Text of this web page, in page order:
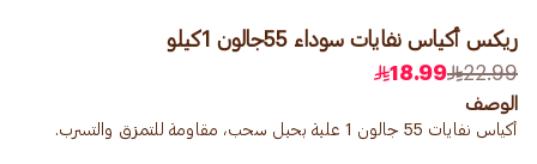
ريكس أكياس نفايات سوداء 55جالون 1كيلو
22.99
18.99
الوصف
أكياس نفايات 55 جالون 1 علبة بحبل سحب، مقاومة للتمزق والتسرب.